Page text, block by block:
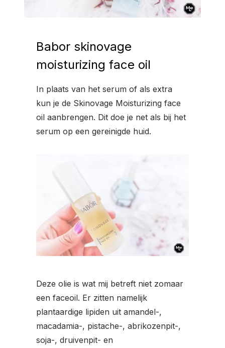
Babor skinovage
moisturizing face oil
In plaats van het serum of als extra
kun je de Skinovage Moisturizing face
oil aanbrengen. Dit doe je net als bij het
serum op een gereinigde huid.
Deze olie is wat mij betreft niet zomaar
een faceoil. Er zitten namelijk
plantaardige lipiden uit amandel-,
macadamia-, pistache-, abrikozenpit-,
soja-, druivenpit- en